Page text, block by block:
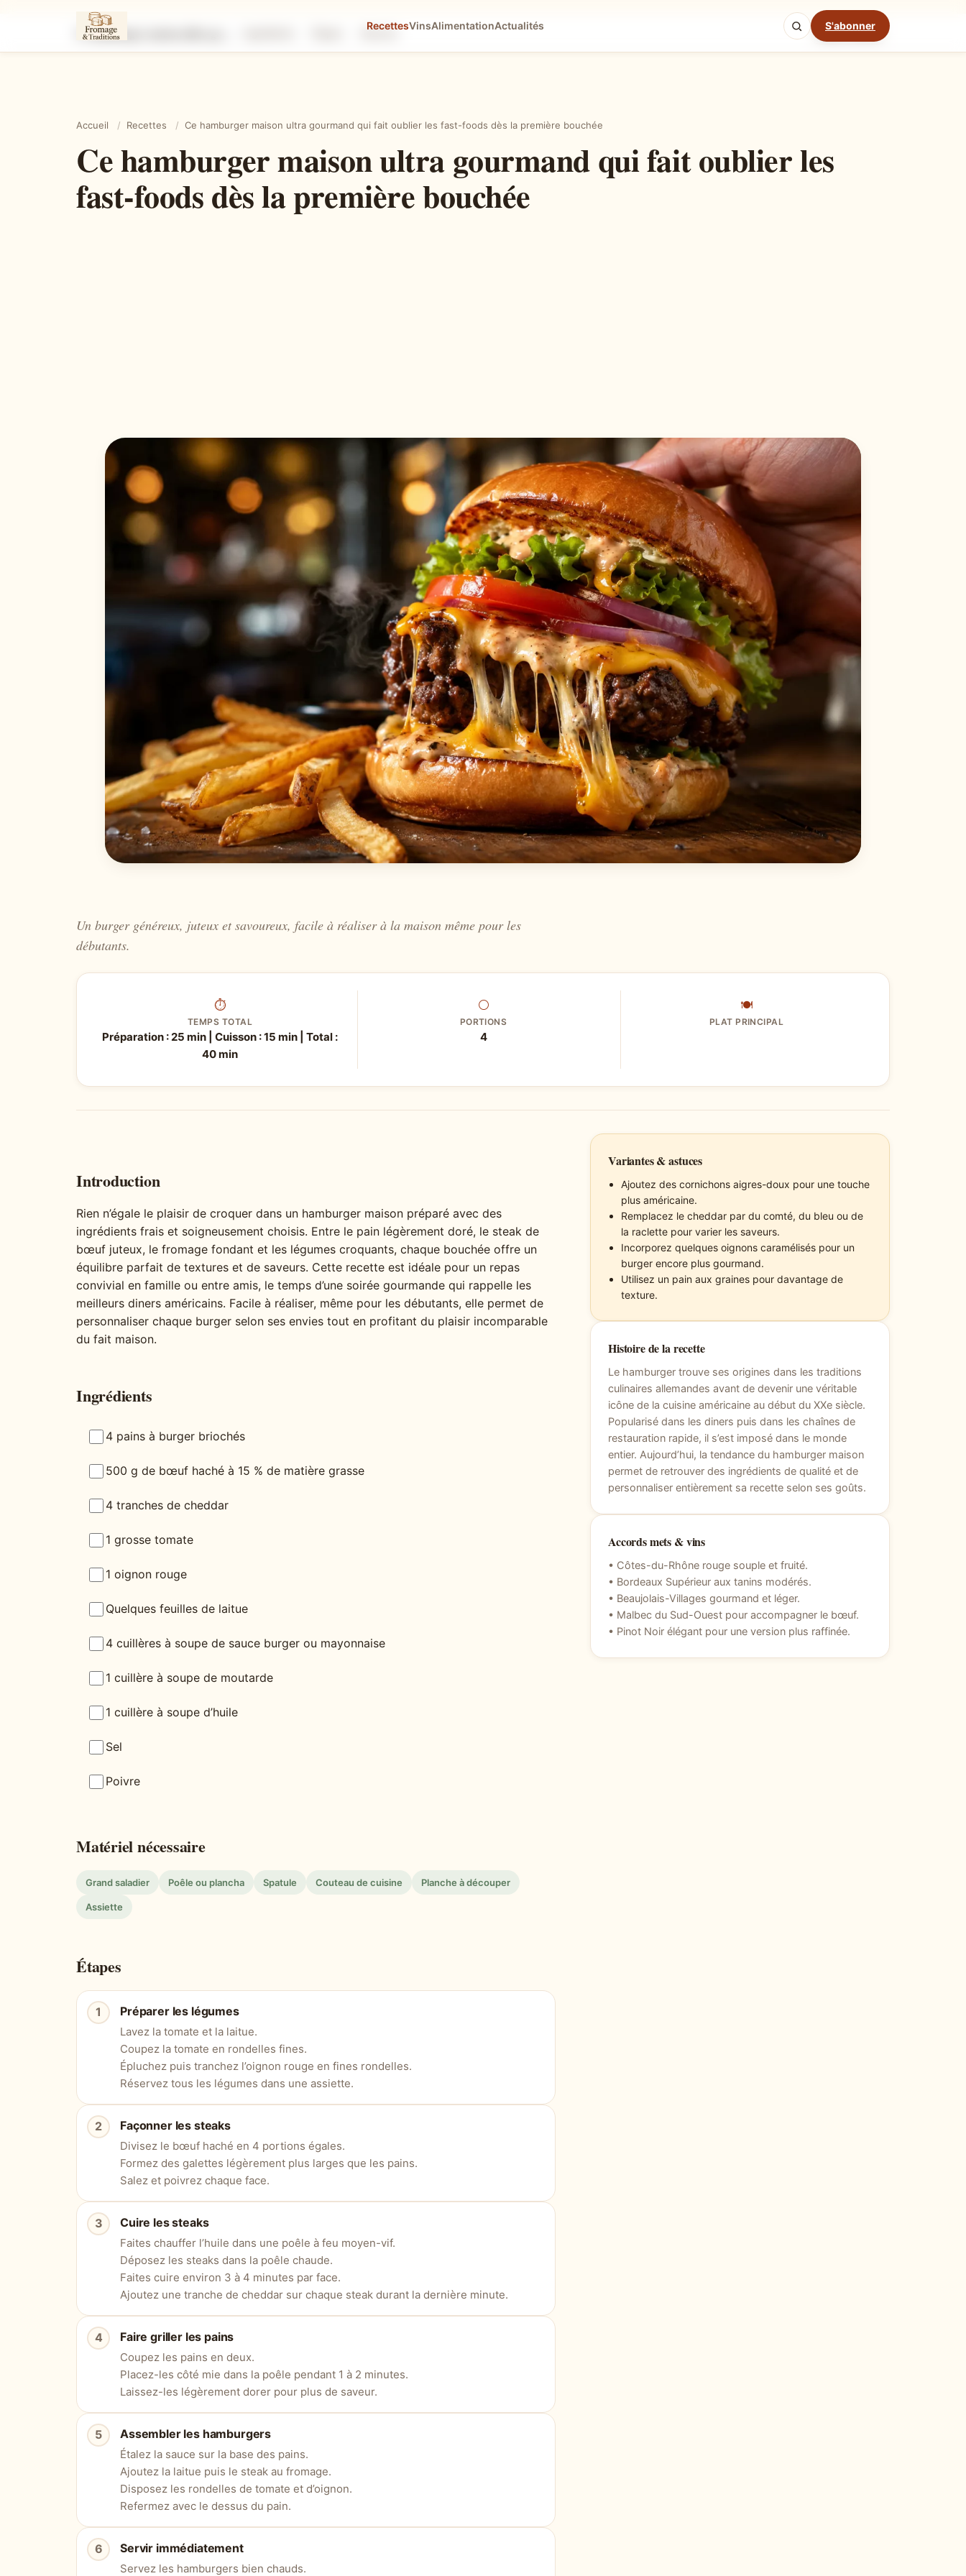
RecettesVinsAlimentationActualités S'abonner
Astuces Mode cuisine
Accueil / Recettes / Ce hamburger maison ultra gourmand qui fait oublier les fast-foods dès la première bouchée
Ce hamburger maison ultra gourmand qui fait oublier les
fast-foods dès la première bouchée
Un burger généreux, juteux et savoureux, facile à réaliser à la maison même pour les
débutants.
⏱
TEMPS TOTAL
Préparation : 25 min | Cuisson : 15 min | Total :
40 min
⚪
PORTIONS
4
🍽
PLAT PRINCIPAL
Introduction
Rien n’égale le plaisir de croquer dans un hamburger maison préparé avec des
ingrédients frais et soigneusement choisis. Entre le pain légèrement doré, le steak de
bœuf juteux, le fromage fondant et les légumes croquants, chaque bouchée offre un
équilibre parfait de textures et de saveurs. Cette recette est idéale pour un repas
convivial en famille ou entre amis, le temps d’une soirée gourmande qui rappelle les
meilleurs diners américains. Facile à réaliser, même pour les débutants, elle permet de
personnaliser chaque burger selon ses envies tout en profitant du plaisir incomparable
du fait maison.
Ingrédients
4 pains à burger briochés
500 g de bœuf haché à 15 % de matière grasse
4 tranches de cheddar
1 grosse tomate
1 oignon rouge
Quelques feuilles de laitue
4 cuillères à soupe de sauce burger ou mayonnaise
1 cuillère à soupe de moutarde
1 cuillère à soupe d’huile
Sel
Poivre
Matériel nécessaire
Grand saladier Poêle ou plancha Spatule Couteau de cuisine Planche à découper
Assiette
Étapes
Préparer les légumes
Lavez la tomate et la laitue.
Coupez la tomate en rondelles fines.
Épluchez puis tranchez l’oignon rouge en fines rondelles.
Réservez tous les légumes dans une assiette.
Façonner les steaks
Divisez le bœuf haché en 4 portions égales.
Formez des galettes légèrement plus larges que les pains.
Salez et poivrez chaque face.
Cuire les steaks
Faites chauffer l’huile dans une poêle à feu moyen-vif.
Déposez les steaks dans la poêle chaude.
Faites cuire environ 3 à 4 minutes par face.
Ajoutez une tranche de cheddar sur chaque steak durant la dernière minute.
Faire griller les pains
Coupez les pains en deux.
Placez-les côté mie dans la poêle pendant 1 à 2 minutes.
Laissez-les légèrement dorer pour plus de saveur.
Assembler les hamburgers
Étalez la sauce sur la base des pains.
Ajoutez la laitue puis le steak au fromage.
Disposez les rondelles de tomate et d’oignon.
Refermez avec le dessus du pain.
Servir immédiatement
Servez les hamburgers bien chauds.
Variantes & astuces
Ajoutez des cornichons aigres-doux pour une touche
plus américaine.
Remplacez le cheddar par du comté, du bleu ou de
la raclette pour varier les saveurs.
Incorporez quelques oignons caramélisés pour un
burger encore plus gourmand.
Utilisez un pain aux graines pour davantage de
texture.
Histoire de la recette
Le hamburger trouve ses origines dans les traditions
culinaires allemandes avant de devenir une véritable
icône de la cuisine américaine au début du XXe siècle.
Popularisé dans les diners puis dans les chaînes de
restauration rapide, il s’est imposé dans le monde
entier. Aujourd’hui, la tendance du hamburger maison
permet de retrouver des ingrédients de qualité et de
personnaliser entièrement sa recette selon ses goûts.
Accords mets & vins
• Côtes-du-Rhône rouge souple et fruité.
• Bordeaux Supérieur aux tanins modérés.
• Beaujolais-Villages gourmand et léger.
• Malbec du Sud-Ouest pour accompagner le bœuf.
• Pinot Noir élégant pour une version plus raffinée.